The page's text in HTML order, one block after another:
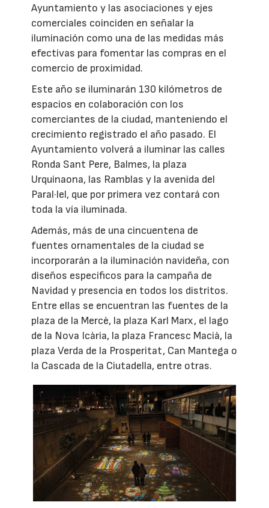
Ayuntamiento y las asociaciones y ejes
comerciales coinciden en señalar la
iluminación como una de las medidas más
efectivas para fomentar las compras en el
comercio de proximidad.
Este año se iluminarán 130 kilómetros de
espacios en colaboración con los
comerciantes de la ciudad, manteniendo el
crecimiento registrado el año pasado. El
Ayuntamiento volverá a iluminar las calles
Ronda Sant Pere, Balmes, la plaza
Urquinaona, las Ramblas y la avenida del
Paral·lel, que por primera vez contará con
toda la vía iluminada.
Además, más de una cincuentena de
fuentes ornamentales de la ciudad se
incorporarán a la iluminación navideña, con
diseños específicos para la campaña de
Navidad y presencia en todos los distritos.
Entre ellas se encuentran las fuentes de la
plaza de la Mercè, la plaza Karl Marx, el lago
de la Nova Icària, la plaza Francesc Macià, la
plaza Verda de la Prosperitat, Can Mantega o
la Cascada de la Ciutadella, entre otras.